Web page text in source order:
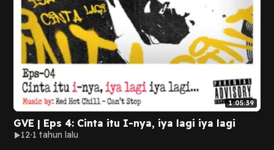
1:05:39
GVE | Eps 4: Cinta itu I-nya, iya lagi iya lagi
12 1 tahun lalu